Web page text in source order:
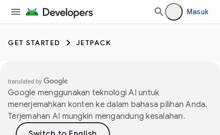
Masuk
GET STARTED JETPACK
Google menggunakan teknologi AI untuk
menerjemahkan konten ke dalam bahasa pilihan Anda.
Terjemahan AI mungkin mengandung kesalahan.